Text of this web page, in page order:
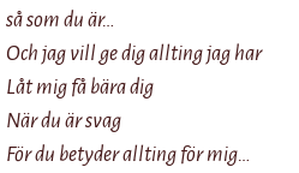
så som du är…
Och jag vill ge dig allting jag har
Låt mig få bära dig
När du är svag
För du betyder allting för mig…